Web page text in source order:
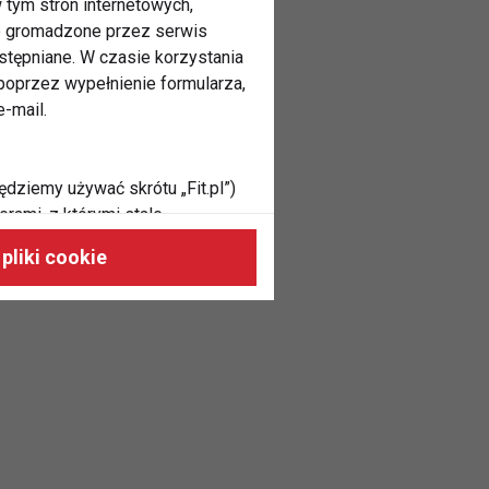
tym stron internetowych,
gromadzone przez serwis
W czasie korzystania
wypełnienie formularza,
mail.
używać skrótu „Fit.pl”)
z którymi stale
oraz do
odpowiadać Twoim
cookie